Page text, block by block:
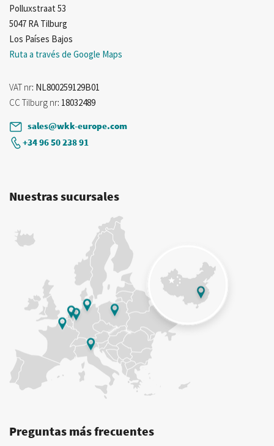
Polluxstraat 53
5047 RA Tilburg
Los Países Bajos
Ruta a través de Google Maps
VAT nr: NL800259129B01
CC Tilburg nr: 18032489
sales@wkk-europe.com
+34 96 50 238 91
Nuestras sucursales
Preguntas más frecuentes